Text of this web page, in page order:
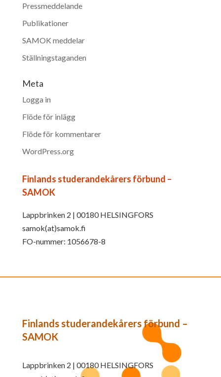
Pressmeddelande
Publikationer
SAMOK meddelar
Ställningstaganden
Meta
Logga in
Flöde för inlägg
Flöde för kommentarer
WordPress.org
Finlands studerandekårers förbund –
SAMOK
Lappbrinken 2 | 00180 HELSINGFORS
samok(at)samok.fi
FO-nummer: 1056678-8
Finlands studerandekårers förbund –
SAMOK
Lappbrinken 2 | 00180 HELSINGFORS